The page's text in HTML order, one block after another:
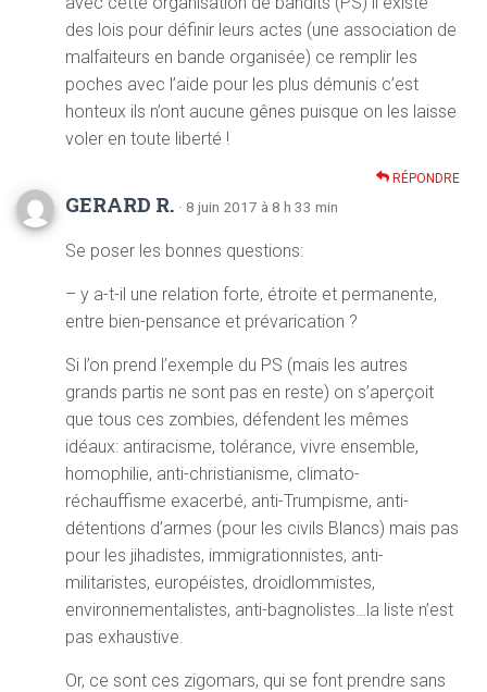
des lois pour définir leurs actes (une association de
malfaiteurs en bande organisée) ce remplir les
poches avec l’aide pour les plus démunis c’est
honteux ils n’ont aucune gênes puisque on les laisse
voler en toute liberté !
RÉPONDRE
GERARD R. · 8 juin 2017 à 8 h 33 min
Se poser les bonnes questions:
– y a-t-il une relation forte, étroite et permanente,
entre bien-pensance et prévarication ?
Si l’on prend l’exemple du PS (mais les autres
grands partis ne sont pas en reste) on s’aperçoit
que tous ces zombies, défendent les mêmes
idéaux: antiracisme, tolérance, vivre ensemble,
homophilie, anti-christianisme, climato-
réchauffisme exacerbé, anti-Trumpisme, anti-
détentions d’armes (pour les civils Blancs) mais pas
pour les jihadistes, immigrationnistes, anti-
militaristes, européistes, droidlommistes,
environnementalistes, anti-bagnolistes…la liste n’est
pas exhaustive.
Or, ce sont ces zigomars, qui se font prendre sans